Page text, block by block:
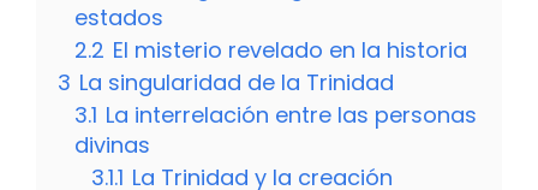
estados
2.2 El misterio revelado en la historia
3 La singularidad de la Trinidad
3.1 La interrelación entre las personas
divinas
3.1.1 La Trinidad y la creación